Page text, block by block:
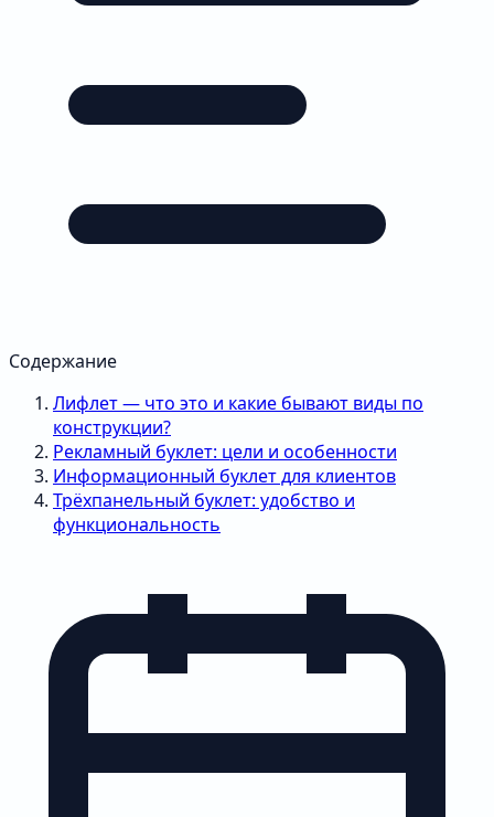
Содержание
Лифлет — что это и какие бывают виды по
конструкции?
Рекламный буклет: цели и особенности
Информационный буклет для клиентов
Трёхпанельный буклет: удобство и
функциональность